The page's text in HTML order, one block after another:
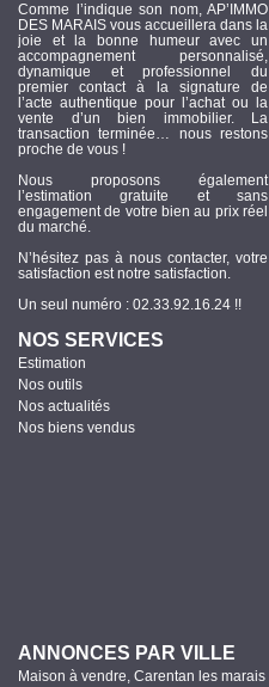
Comme l’indique son nom, AP’IMMO
DES MARAIS vous accueillera dans la
joie et la bonne humeur avec un
accompagnement personnalisé,
dynamique et professionnel du
premier contact à la signature de
l’acte authentique pour l’achat ou la
vente d’un bien immobilier. La
transaction terminée… nous restons
proche de vous !
Nous proposons également
l’estimation gratuite et sans
engagement de votre bien au prix réel
du marché.
N’hésitez pas à nous contacter, votre
satisfaction est notre satisfaction.
Un seul numéro : 02.33.92.16.24 !!
NOS SERVICES
Estimation
Nos outils
Nos actualités
Nos biens vendus
ANNONCES PAR VILLE
Maison à vendre, Carentan les marais